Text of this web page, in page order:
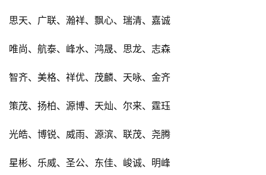
思天、广联、瀚祥、飘心、瑞清、嘉诚
唯尚、航泰、峰水、鸿晟、思龙、志森
智齐、美格、祥优、茂麟、天咏、金齐
策茂、扬柏、源博、天灿、尔来、霆珏
光皓、博锐、威雨、源滨、联茂、尧腾
星彬、乐威、圣公、东佳、峻诚、明峰